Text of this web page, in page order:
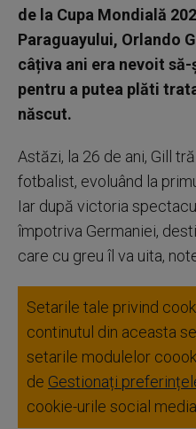
de la Cupa Mondială
Paraguayului, Orlando
câțiva ani era nevoit
pentru a putea plăti
născut.
Astăzi, la 26 de ani, Gill
fotbalist, evoluând la
Iar după victoria
împotriva Germaniei,
care cu greu îl va uita,
Setarile tale privind
continutul din aceasta
setarile modulelor
de Gestionați
cookie-urile social media